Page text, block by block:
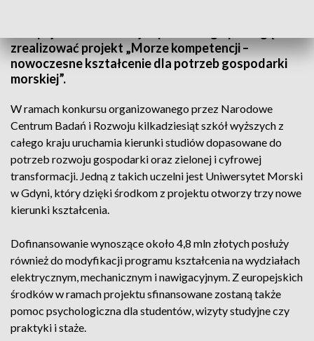
zrealizować projekt „Morze kompetencji –
nowoczesne kształcenie dla potrzeb gospodarki
morskiej”.
W ramach konkursu organizowanego przez Narodowe
Centrum Badań i Rozwoju kilkadziesiąt szkół wyższych z
całego kraju uruchamia kierunki studiów dopasowane do
potrzeb rozwoju gospodarki oraz zielonej i cyfrowej
transformacji. Jedną z takich uczelni jest Uniwersytet Morski
w Gdyni, który dzięki środkom z projektu otworzy trzy nowe
kierunki kształcenia.
Dofinansowanie wynoszące około 4,8 mln złotych posłuży
również do modyfikacji programu kształcenia na wydziałach
elektrycznym, mechanicznym i nawigacyjnym. Z europejskich
środków w ramach projektu sfinansowane zostaną także
pomoc psychologiczna dla studentów, wizyty studyjne czy
praktyki i staże.